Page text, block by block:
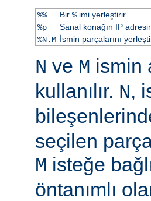
%% Bir %imi yerleştirir.
%p
Sanal konağın IP
%N.M İsmin parçalarını
N ve M ismin
kullanılır. N,
seçilen
M isteğe
öntanımlı